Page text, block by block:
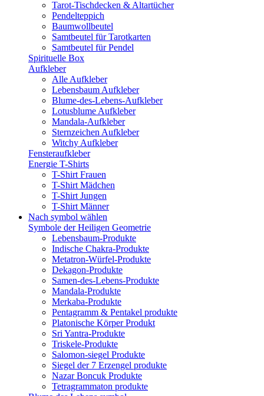
Tarot-Tischdecken & Altartücher
Pendelteppich
Baumwollbeutel
Samtbeutel für Tarotkarten
Samtbeutel für Pendel
Spirituelle Box
Aufkleber
Alle Aufkleber
Lebensbaum Aufkleber
Blume-des-Lebens-Aufkleber
Lotusblume Aufkleber
Mandala-Aufkleber
Sternzeichen Aufkleber
Witchy Aufkleber
Fensteraufkleber
Energie T-Shirts
T-Shirt Frauen
T-Shirt Mädchen
T-Shirt Jungen
T-Shirt Männer
Nach symbol wählen
Symbole der Heiligen Geometrie
Lebensbaum-Produkte
Indische Chakra-Produkte
Metatron-Würfel-Produkte
Dekagon-Produkte
Samen-des-Lebens-Produkte
Mandala-Produkte
Merkaba-Produkte
Pentagramm & Pentakel produkte
Platonische Körper Produkt
Sri Yantra-Produkte
Triskele-Produkte
Salomon-siegel Produkte
Siegel der 7 Erzengel produkte
Nazar Boncuk Produkte
Tetragrammaton produkte